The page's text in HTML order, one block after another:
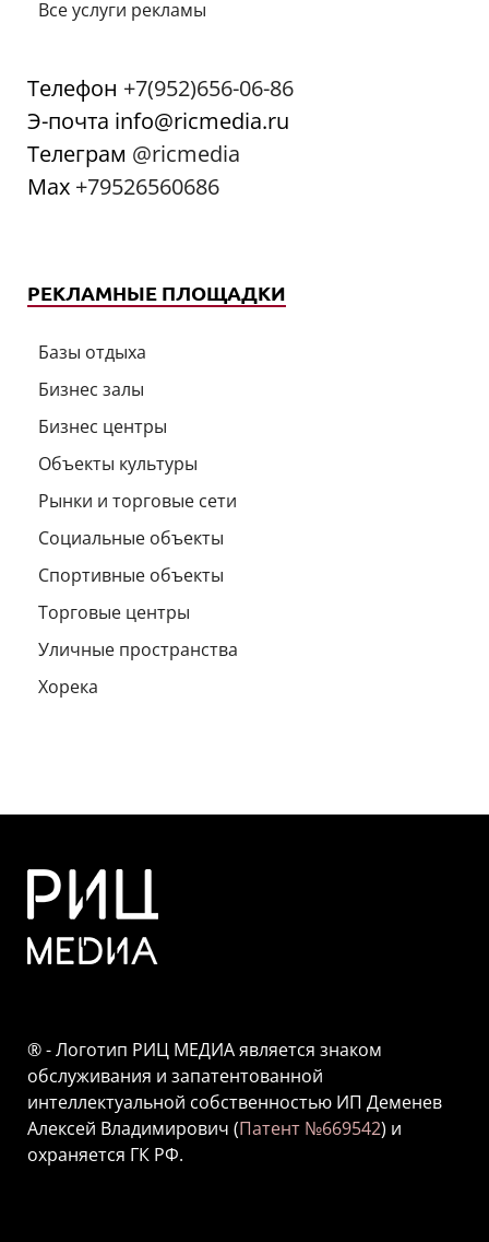
Все услуги рекламы
Телефон +7(952)656-06-86
Э-почта info@ricmedia.ru
Телеграм @ricmedia
Мах +79526560686
РЕКЛАМНЫЕ ПЛОЩАДКИ
Базы отдыха
Бизнес залы
Бизнес центры
Объекты культуры
Рынки и торговые сети
Социальные объекты
Спортивные объекты
Торговые центры
Уличные пространства
Хорека
® - Логотип РИЦ МЕДИА является знаком
обслуживания и запатентованной
интеллектуальной собственностью ИП Деменев
Алексей Владимирович (Патент №669542) и
охраняется ГК РФ.